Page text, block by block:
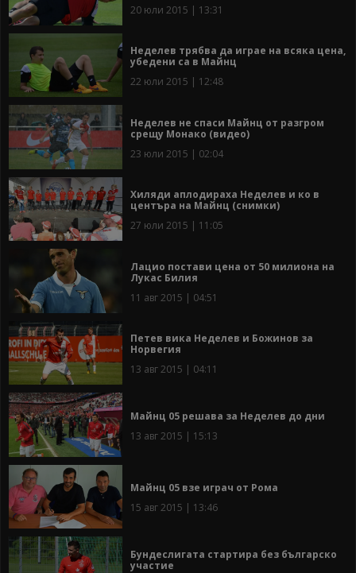
20 юли 2015 | 13:31
Неделев трябва да играе на всяка цена,
убедени са в Майнц
22 юли 2015 | 12:48
Неделев не спаси Майнц от разгром
срещу Монако (видео)
23 юли 2015 | 02:04
Хиляди аплодираха Неделев и ко в
центъра на Майнц (снимки)
27 юли 2015 | 11:05
Лацио постави цена от 50 милиона на
Лукас Билия
11 авг 2015 | 04:51
Петев вика Неделев и Божинов за
Норвегия
13 авг 2015 | 04:11
Майнц 05 решава за Неделев до дни
13 авг 2015 | 15:13
Майнц 05 взе играч от Рома
15 авг 2015 | 13:46
Бундеслигата стартира без българско
участие